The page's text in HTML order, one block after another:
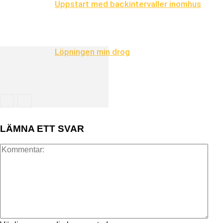
Uppstart med backintervaller inomhus
Löpningen min drog
LÄMNA ETT SVAR